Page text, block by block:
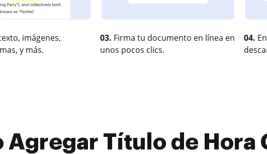
imágenes,
y más.
03. Firma tu documento en línea en
unos pocos clics.
04.
Agregar Título de Hora